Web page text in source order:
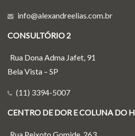
info@alexandreelias.com.br
CONSULTÓRIO 2
Rua Dona Adma Jafet, 91
Bela Vista – SP
(11) 3394-5007
CENTRO DE DOR E COLUNA DO